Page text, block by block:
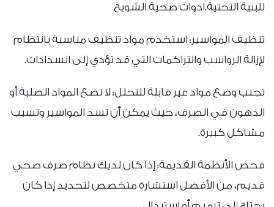
للبنية التحتية.ادوات صحية الشويخ
تنظيف المواسير: استخدم مواد تنظيف مناسبة بانتظام
لإزالة الرواسب والتراكمات التي قد تؤدي إلى انسدادات.
تجنب وضع مواد غير قابلة للتحلل: لا تضع المواد الصلبة أو
الدهون في الصرف، حيث يمكن أن تسد المواسير وتسبب
مشاكل كبيرة.
فحص الأنظمة القديمة: إذا كان لديك نظام صرف صحي
قديم، من الأفضل استشارة متخصص لتحديد إذا كان